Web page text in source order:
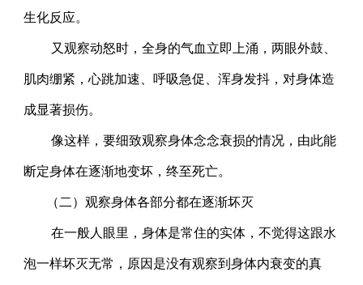
生化反应。
又观察动怒时，全身的气血立即上涌，两眼外鼓、
肌肉绷紧，心跳加速、呼吸急促、浑身发抖，对身体造
成显著损伤。
像这样，要细致观察身体念念衰损的情况，由此能
断定身体在逐渐地变坏，终至死亡。
（二）观察身体各部分都在逐渐坏灭
在一般人眼里，身体是常住的实体，不觉得这跟水
泡一样坏灭无常，原因是没有观察到身体内衰变的真